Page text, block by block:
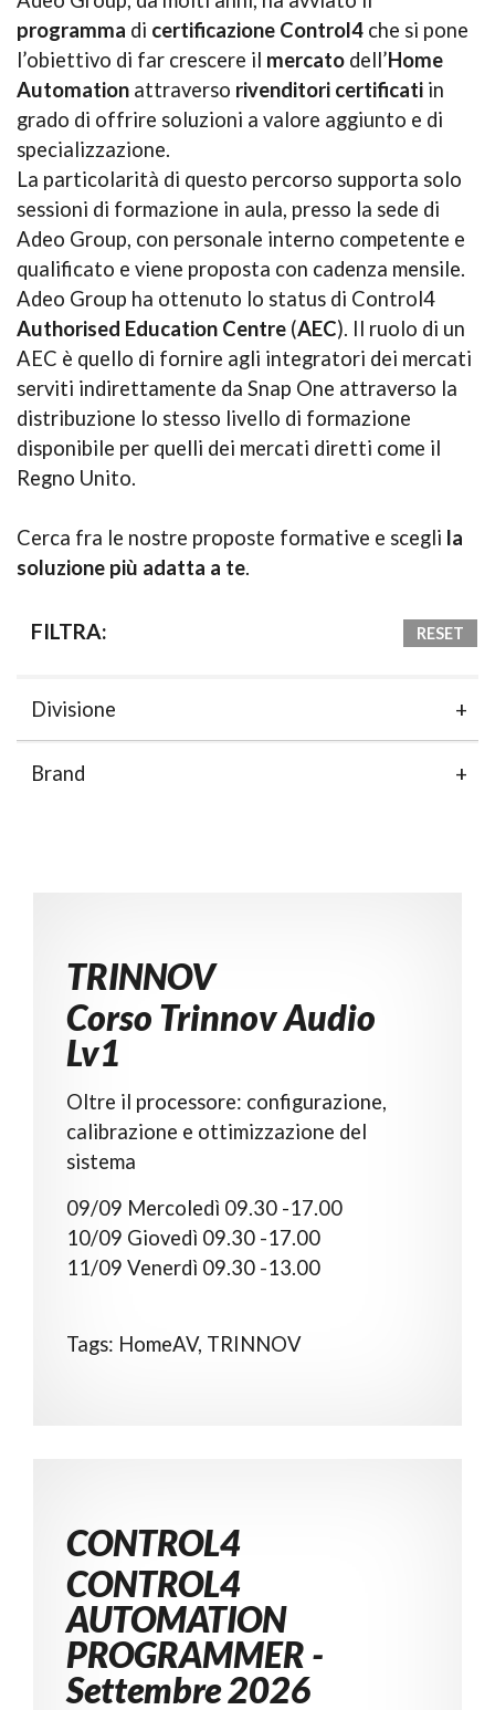
programma di certificazione Control4 che si pone
l’obiettivo di far crescere il mercato dell’Home
Automation attraverso rivenditori certificati in
grado di offrire soluzioni a valore aggiunto e di
specializzazione.
La particolarità di questo percorso supporta solo
sessioni di formazione in aula, presso la sede di
Adeo Group, con personale interno competente e
qualificato e viene proposta con cadenza mensile.
Adeo Group ha ottenuto lo status di Control4
Authorised Education Centre (AEC). Il ruolo di un
AEC è quello di fornire agli integratori dei mercati
serviti indirettamente da Snap One attraverso la
distribuzione lo stesso livello di formazione
disponibile per quelli dei mercati diretti come il
Regno Unito.
Cerca fra le nostre proposte formative e scegli la
soluzione più adatta a te.
FILTRA: RESET
Divisione
Brand
Corso Trinnov Audio
Lv1
Oltre il processore: configurazione,
calibrazione e ottimizzazione del
sistema
09/09 Mercoledì 09.30 -17.00
10/09 Giovedì 09.30 -17.00
11/09 Venerdì 09.30 -13.00
Tags: HomeAV, TRINNOV
CONTROL4
CONTROL4
AUTOMATION
PROGRAMMER -
Settembre 2026